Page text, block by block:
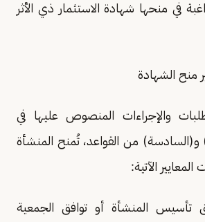
في منحها شهادة الاستثمار ذي الأثر
منح الشهادة
والإجراءات المنصوص عليها في
و(السادسة) من القواعد، تُمنح المنشأة
الآتية:
تأسيس المنشأة أو توافق الجمعية